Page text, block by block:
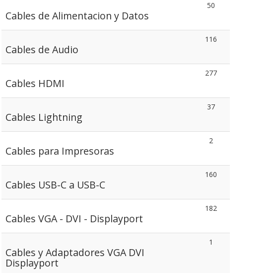
Cables de Alimentacion y Datos
50
Cables de Audio
116
Cables HDMI
277
Cables Lightning
37
Cables para Impresoras
2
Cables USB-C a USB-C
160
Cables VGA - DVI - Displayport
182
Cables y Adaptadores VGA DVI
Displayport
1